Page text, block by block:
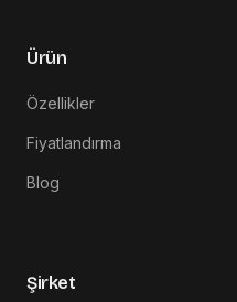
Ürün
Özellikler
Fiyatlandırma
Blog
Şirket